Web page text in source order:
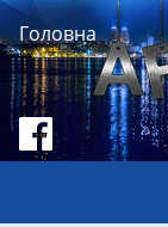
Головна